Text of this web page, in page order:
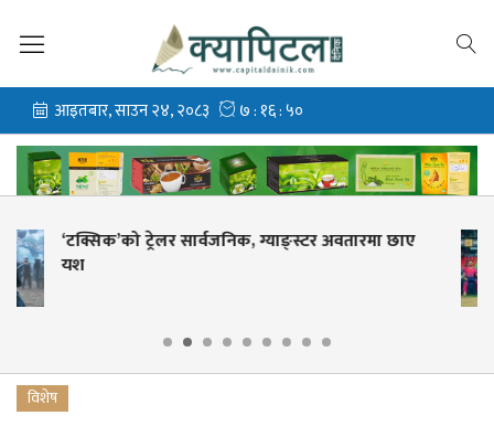
छाए
एनपीएलको तेस्रो संस्करण कात्तिक ९ देखि,
विशेष